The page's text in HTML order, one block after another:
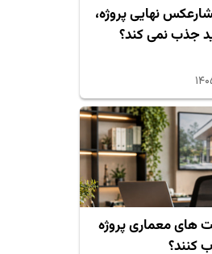
نهایی پروژه،
جذب نمی کند؟
های معماری پروژه
کنند؟